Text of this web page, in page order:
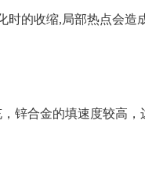
时的收缩,局部热点会造
锌合金的填速度较高，